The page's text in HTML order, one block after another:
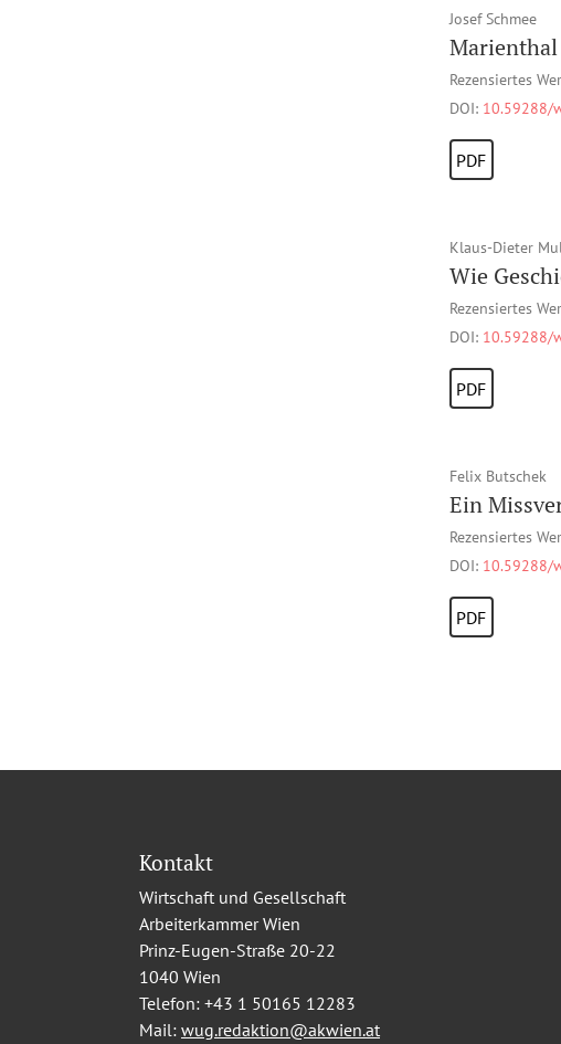
Josef Schmee
Marienthal
Rezensiertes
DOI: 10.59288/
PDF
Klaus-Dieter
Wie
Rezensiertes
DOI: 10.59288/
PDF
Felix Butschek
Ein
Rezensiertes
DOI: 10.59288/
PDF
Kontakt
Wirtschaft und Gesellschaft
Arbeiterkammer Wien
Prinz-Eugen-Straße 20-22
1040 Wien
Telefon: +43 1 50165 12283
Mail: wug.redaktion@akwien.at